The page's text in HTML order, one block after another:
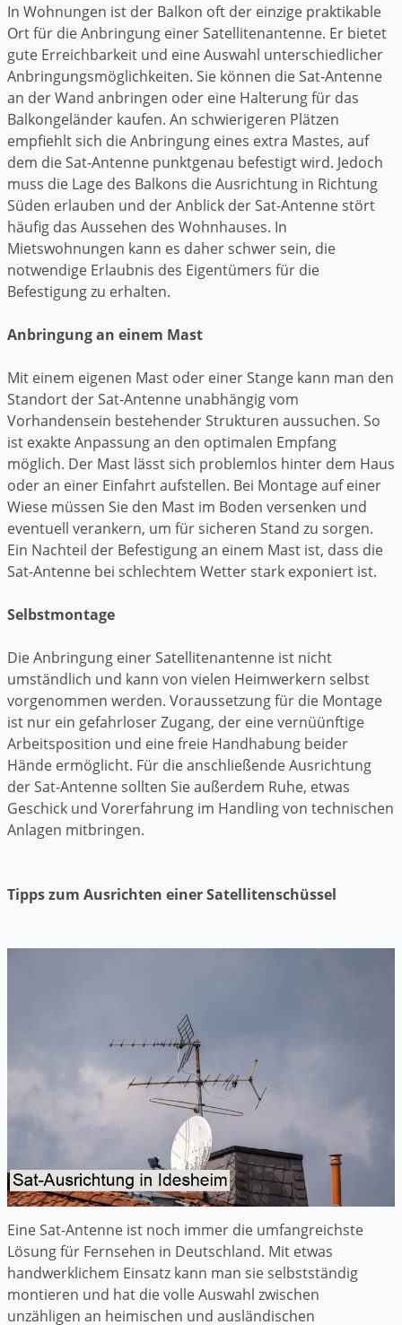
In Wohnungen ist der Balkon oft der einzige praktikable
Ort für die Anbringung einer Satellitenantenne. Er bietet
gute Erreichbarkeit und eine Auswahl unterschiedlicher
Anbringungsmöglichkeiten. Sie können die Sat-Antenne
an der Wand anbringen oder eine Halterung für das
Balkongeländer kaufen. An schwierigeren Plätzen
empfiehlt sich die Anbringung eines extra Mastes, auf
dem die Sat-Antenne punktgenau befestigt wird. Jedoch
muss die Lage des Balkons die Ausrichtung in Richtung
Süden erlauben und der Anblick der Sat-Antenne stört
häufig das Aussehen des Wohnhauses. In
Mietswohnungen kann es daher schwer sein, die
notwendige Erlaubnis des Eigentümers für die
Befestigung zu erhalten.
Anbringung an einem Mast
Mit einem eigenen Mast oder einer Stange kann man den
Standort der Sat-Antenne unabhängig vom
Vorhandensein bestehender Strukturen aussuchen. So
ist exakte Anpassung an den optimalen Empfang
möglich. Der Mast lässt sich problemlos hinter dem Haus
oder an einer Einfahrt aufstellen. Bei Montage auf einer
Wiese müssen Sie den Mast im Boden versenken und
eventuell verankern, um für sicheren Stand zu sorgen.
Ein Nachteil der Befestigung an einem Mast ist, dass die
Sat-Antenne bei schlechtem Wetter stark exponiert ist.
Selbstmontage
Die Anbringung einer Satellitenantenne ist nicht
umständlich und kann von vielen Heimwerkern selbst
vorgenommen werden. Voraussetzung für die Montage
ist nur ein gefahrloser Zugang, der eine vernüünftige
Arbeitsposition und eine freie Handhabung beider
Hände ermöglicht. Für die anschließende Ausrichtung
der Sat-Antenne sollten Sie außerdem Ruhe, etwas
Geschick und Vorerfahrung im Handling von technischen
Anlagen mitbringen.
Tipps zum Ausrichten einer Satellitenschüssel
Eine Sat-Antenne ist noch immer die umfangreichste
Lösung für Fernsehen in Deutschland. Mit etwas
handwerklichem Einsatz kann man sie selbstständig
montieren und hat die volle Auswahl zwischen
unzähligen an heimischen und ausländischen